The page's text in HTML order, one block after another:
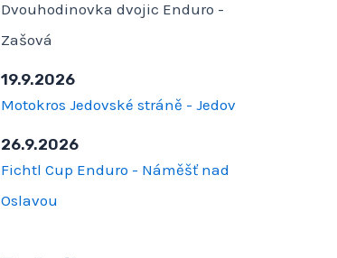
Dvouhodinovka dvojic Enduro -
Zašová
19.9.2026
Motokros Jedovské stráně - Jedov
26.9.2026
Fichtl Cup Enduro - Náměšť nad
Oslavou